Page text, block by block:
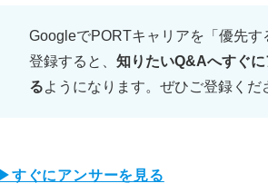
て期待される役割が学部卒とどう
法学研究科の学生が専門性を武器
GoogleでPORTキャリアを「優先す
登録すると、 知りたいQ&Aへすぐに
るようになります。ぜひご登録くだ
▶すぐにアンサーを見る